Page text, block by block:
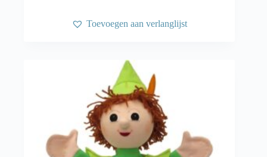
Toevoegen aan verlanglijst